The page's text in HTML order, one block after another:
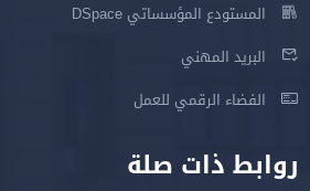
المستودع المؤسساتي DSpace
البريد المهني
الفضاء الرقمي للعمل
روابط ذات صلة